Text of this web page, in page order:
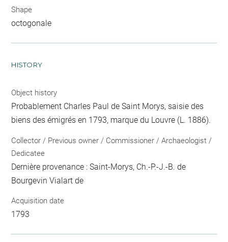
Shape
octogonale
HISTORY
Object history
Probablement Charles Paul de Saint Morys, saisie des
biens des émigrés en 1793, marque du Louvre (L. 1886).
Collector / Previous owner / Commissioner / Archaeologist /
Dedicatee
Dernière provenance : Saint-Morys, Ch.-P.-J.-B. de
Bourgevin Vialart de
Acquisition date
1793